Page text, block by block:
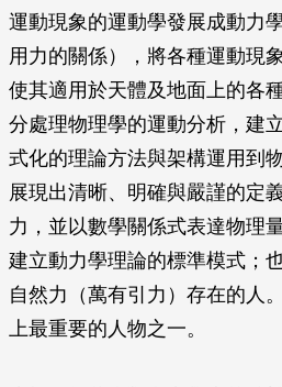
運動現象的運動學發展成動力
用力的關係），將各種運動現
使其適用於天體及地面上的各
分處理物理學的運動分析，建
式化的理論方法與架構運用到
展現出清晰、明確與嚴謹的定
力，並以數學關係式表達物理
建立動力學理論的標準模式；
自然力（萬有引力）存在的人
上最重要的人物之一。